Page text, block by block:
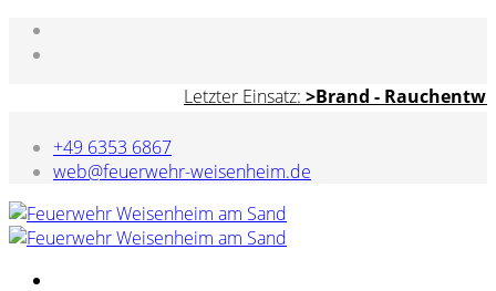
Letzter Einsatz:>Brand -
+49 6353 6867
web@feuerwehr-weisenheim.de